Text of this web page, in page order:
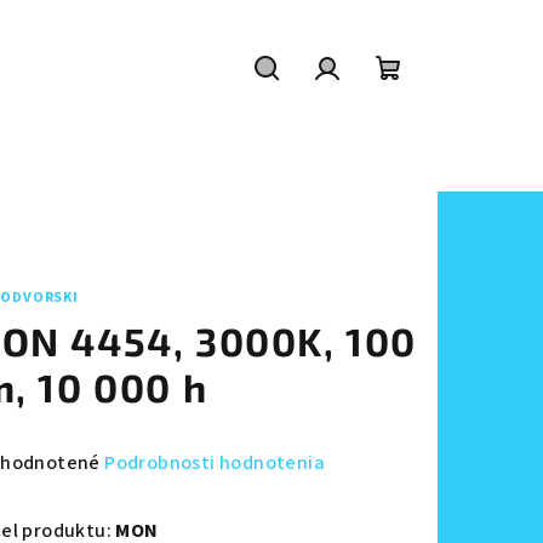
4454, 3000K, 100
10 000 h
Podrobnosti hodnotenia
produktu: MON